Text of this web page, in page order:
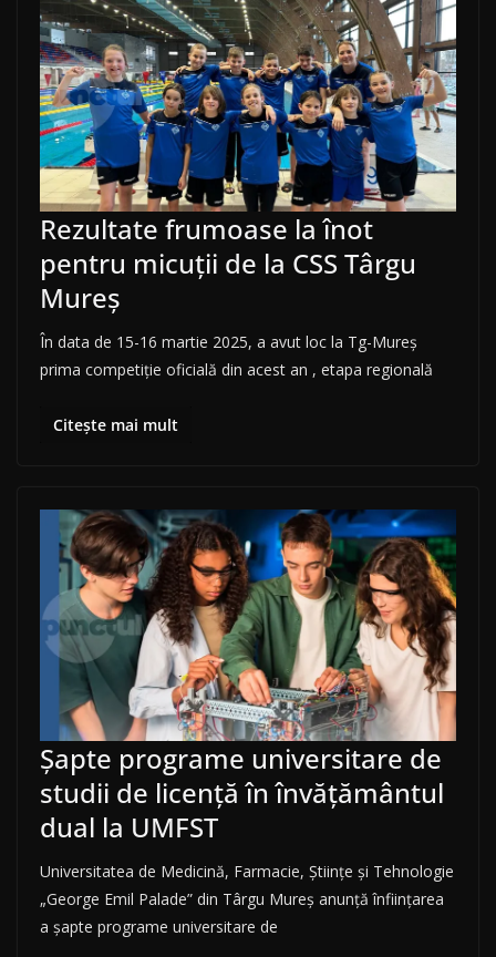
Rezultate frumoase la înot
pentru micuții de la CSS Târgu
Mureș
În data de 15-16 martie 2025, a avut loc la Tg-Mureş
prima competiție oficială din acest an , etapa regională
Citește mai mult
Șapte programe universitare de
studii de licență în învățământul
dual la UMFST
Universitatea de Medicină, Farmacie, Științe și Tehnologie
„George Emil Palade” din Târgu Mureș anunță înființarea
a șapte programe universitare de